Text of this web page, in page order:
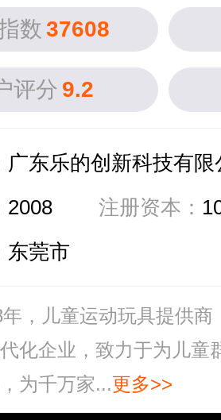
数 37608
评分 9.2
广东乐的创新科技有限
2008 注册资本：
东莞市
，儿童运动玩具提供
化企业，致力于为儿童
为千万家...更多>>